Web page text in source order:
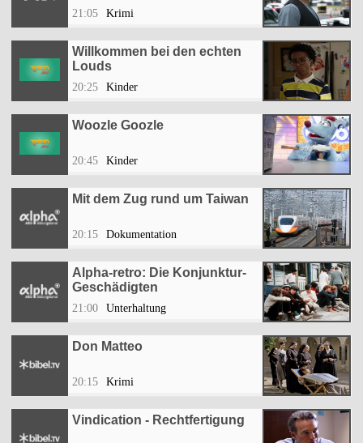
21:05 Krimi
Willkommen bei den echten
Louds
20:25 Kinder
Woozle Goozle
20:45 Kinder
Mit dem Zug rund um Taiwan
20:15 Dokumentation
Alpha-retro: Die Konjunktur-
Geschädigten
21:00 Unterhaltung
Don Matteo
20:15 Krimi
Vindication - Rechtfertigung